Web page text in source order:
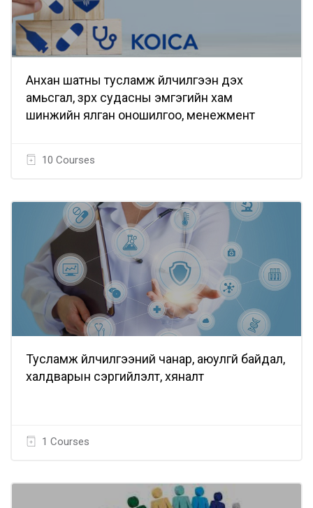
Анхан шатны тусламж үйлчилгээн дэх
амьсгал, зүрх судасны эмгэгийн хам
шинжийн ялган оношилгоо, менежмент
10 Courses
Тусламж үйлчилгээний чанар, аюулгүй байдал,
халдварын сэргийлэлт, хяналт
1 Courses